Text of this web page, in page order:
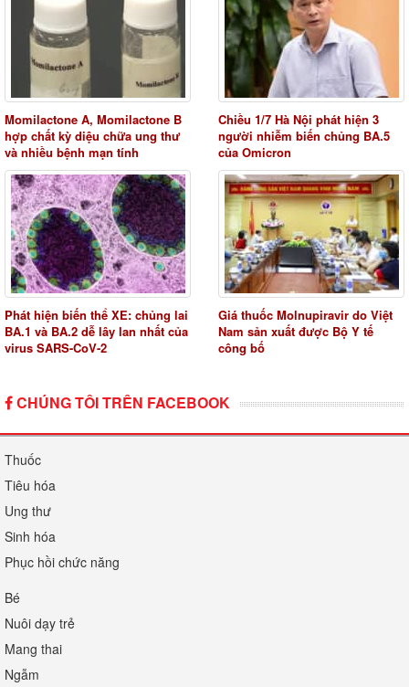
Momilactone A, Momilactone B
hợp chất kỳ diệu chữa ung thư
và nhiều bệnh mạn tính
Chiều 1/7 Hà Nội phát hiện 3
người nhiễm biến chủng BA.5
của Omicron
Phát hiện biến thể XE: chủng lai
BA.1 và BA.2 dễ lây lan nhất của
virus SARS-CoV-2
Giá thuốc Molnupiravir do Việt
Nam sản xuất được Bộ Y tế
công bố
CHÚNG TÔI TRÊN FACEBOOK
Thuốc
Tiêu hóa
Ung thư
Sinh hóa
Phục hồi chức năng
Bé
Nuôi dạy trẻ
Mang thai
Ngẫm